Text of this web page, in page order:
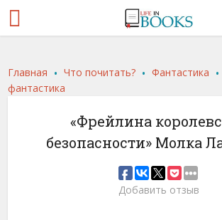
Главная .Что почитать? .Фантастика .
фантастика
«Фрейлина
безопасности» Молка
Добавить отзыв